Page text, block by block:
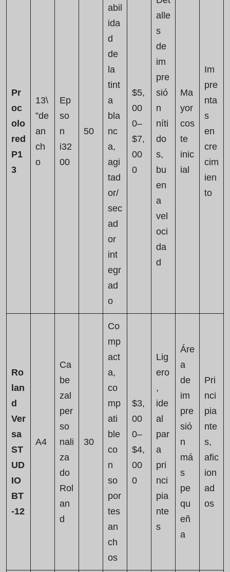
Pr
oc
olo
red
P1
3
13\
”de
an
ch
o
Ep
so
n
i32
00
50
abil
ida
d
de
la
tint
a
bla
nc
a,
agi
tad
or/
sec
ad
or
int
egr
ad
o
$5,
00
0–
$7,
00
0
alle
s
de
im
pre
sió
n
níti
do
s,
bu
en
a
vel
oci
da
d
Ma
yor
cos
te
inic
ial
Im
pre
nta
s
en
cre
cim
ien
to
Ro
lan
d
Ver
sa
ST
UD
IO
BT
-12
A4
Ca
be
zal
per
so
nali
za
do
Rol
an
d
30
Co
mp
act
a,
co
mp
ati
ble
co
n
so
por
tes
an
ch
os
$3,
00
0–
$4,
00
0
Lig
ero
,
ide
al
par
a
pri
nci
pia
nte
s
Áre
a
de
im
pre
sió
n
má
s
pe
qu
eñ
a
Pri
nci
pia
nte
s,
afic
ion
ad
os